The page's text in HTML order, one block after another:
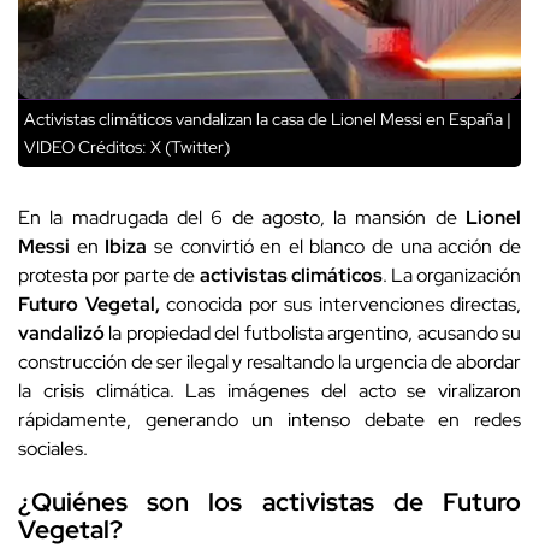
Activistas climáticos vandalizan la casa de Lionel Messi en España |
VIDEOCréditos: X (Twitter)
En la madrugada del 6 de agosto, la mansión de Lionel
Messi en Ibiza se convirtió en el blanco de una acción de
protesta por parte deactivistas climáticos. La organización
Futuro Vegetal, conocida por sus intervenciones directas,
vandalizóla propiedad del futbolista argentino, acusando su
construcción de ser ilegal y resaltando la urgencia de abordar
la crisis climática. Las imágenes del acto se viralizaron
rápidamente, generando un intenso debate en redes
sociales.
¿Quiénes son los activistas de Futuro
Vegetal?